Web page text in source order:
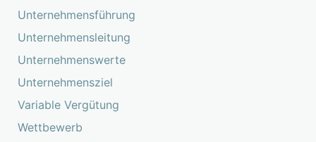
Unternehmensführung
Unternehmensleitung
Unternehmenswerte
Unternehmensziel
Variable Vergütung
Wettbewerb